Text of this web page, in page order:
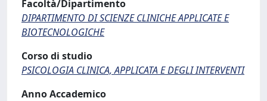
Facoltà/Dipartimento
DIPARTIMENTO DI SCIENZE CLINICHE APPLICATE E
BIOTECNOLOGICHE
Corso di studio
PSICOLOGIA CLINICA, APPLICATA E DEGLI INTERVENTI
Anno Accademico